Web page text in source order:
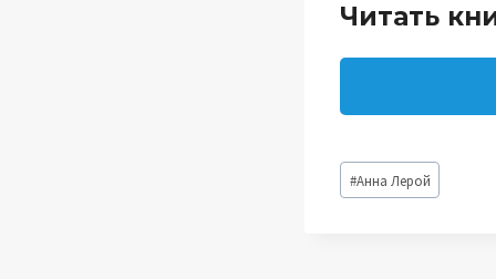
Читать
Метки
записи:
#Анна Лерой